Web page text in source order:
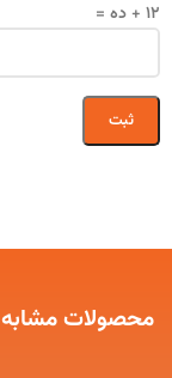
12 + ده =
محصولات مشابه